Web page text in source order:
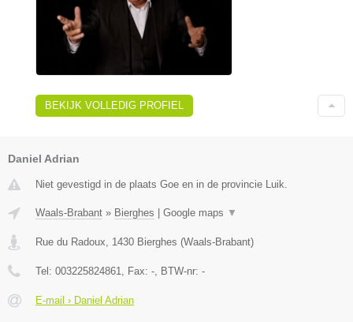
BEKIJK VOLLEDIG PROFIEL
Daniel Adrian
Niet gevestigd in de plaats Goe en in de provincie Luik.
Waals-Brabant » Bierghes | Google maps ▼
Rue du Radoux 1430 Bierghes (Waals-Brabant)
Tel: 003225824861 , Fax: - , BTW-nr: -
E-mail › Daniel Adrian